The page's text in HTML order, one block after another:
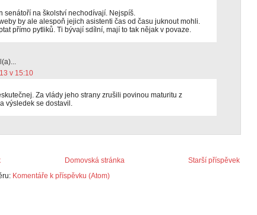
senátoří na školství nechodívají. Nejspíš.
by ale alespoň jejich asistenti čas od času juknout mohli.
přímo pytliků. Ti bývají sdílní, mají to tak nějak v povaze.
v 15:10
Za vlády jeho strany zrušili povinou maturitu z
výsledek se dostavil.
Starší příspěvek
Domovská stránka
Komentáře k příspěvku (Atom)